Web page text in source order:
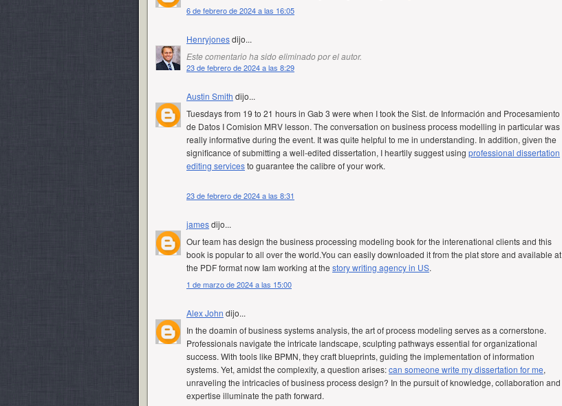
6 de febrero de 2024 a las 16:05
Henryjonesdijo...
Este comentario ha sido eliminado por el autor.
23 de febrero de 2024 a las 8:29
Austin Smith dijo...
Tuesdays from 19 to 21 hours in Gab 3 were when I took the Sist. de Información and Procesamiento
de Datos I Comision MRV lesson. The conversation on business process modelling in particular was
really informative during the event. It was quite helpful to me in understanding. In addition, given the
significance of submitting a well-edited dissertation, I heartily suggest using professional dissertation
editing servicesto guarantee the calibre of your work.
23 de febrero de 2024 a las 8:31
jamesdijo...
Our team has design the business processing modeling book for the interenational clients and this
book is popular to all over the world.You can easily downloaded it from the plat store and available at
the PDF format now Iam working at the story writing agency in US.
1 de marzo de 2024 a las 15:00
Alex John dijo...
In the doamin of business systems analysis, the art of process modeling serves as a cornerstone.
Professionals navigate the intricate landscape, sculpting pathways essential for organizational
success. With tools like BPMN, they craft blueprints, guiding the implementation of information
systems. Yet, amidst the complexity, a question arises:can someone write my dissertation for me,
unraveling the intricacies of business process design? In the pursuit of knowledge, collaboration and
expertise illuminate the path forward.